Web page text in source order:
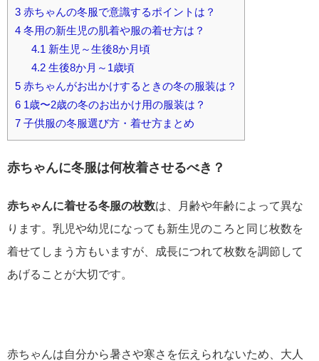
3 赤ちゃんの冬服で意識するポイントは？
4 冬用の新生児の肌着や服の着せ方は？
4.1 新生児～生後8か月頃
4.2生後8か月～1歳頃
5 赤ちゃんがお出かけするときの冬の服装は？
6 1歳〜2歳の冬のお出かけ用の服装は？
7 子供服の冬服選び方・着せ方まとめ
赤ちゃんに冬服は何枚着させるべき？
赤ちゃんに着せる冬服の枚数は、月齢や年齢によって異な
ります。乳児や幼児になっても新生児のころと同じ枚数を
着せてしまう方もいますが、成長につれて枚数を調節して
あげることが大切です。
赤ちゃんは自分から暑さや寒さを伝えられないため、大人